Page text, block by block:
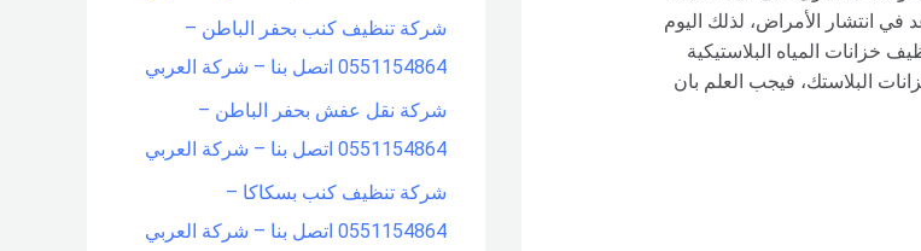
في انتشار الأمراض، لذلك اليوم
خزانات المياه البلاستيكية
البلاستك، فيجب العلم بان
شركة تنظيف كنب بحفر الباطن –
0551154864 اتصل بنا – شركة العربي
شركة نقل عفش بحفر الباطن –
0551154864 اتصل بنا – شركة العربي
شركة تنظيف كنب بسكاكا –
0551154864 اتصل بنا – شركة العربي